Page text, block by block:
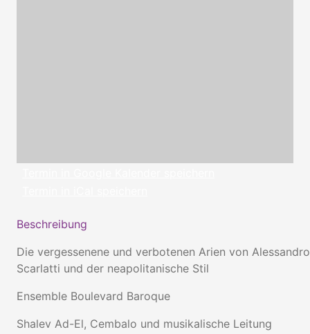
Beschreibung
Die vergessenene und verbotenen Arien von Alessandro
Scarlatti und der neapolitanische Stil
Ensemble Boulevard Baroque
Shalev Ad-El, Cembalo und musikalische Leitung